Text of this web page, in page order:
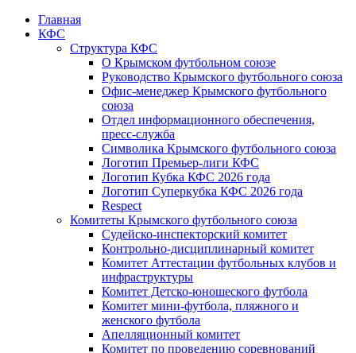
Главная
КФС
Структура КФС
О Крымском футбольном союзе
Руководство Крымского футбольного союза
Офис-менеджер Крымского футбольного
союза
Отдел информационного обеспечения,
пресс-служба
Символика Крымского футбольного союза
Логотип Премьер-лиги КФС
Логотип Кубка КФС 2026 года
Логотип Суперкубка КФС 2026 года
Respect
Комитеты Крымского футбольного союза
Судейско-инспекторский комитет
Контрольно-дисциплинарный комитет
Комитет Аттестации футбольных клубов и
инфраструктуры
Комитет Детско-юношеского футбола
Комитет мини-футбола, пляжного и
женского футбола
Апелляционный комитет
Комитет по проведению соревнований